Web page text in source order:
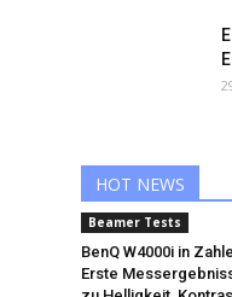
HOT NEWS
Beamer Tests
BenQ W4000i in
Erste